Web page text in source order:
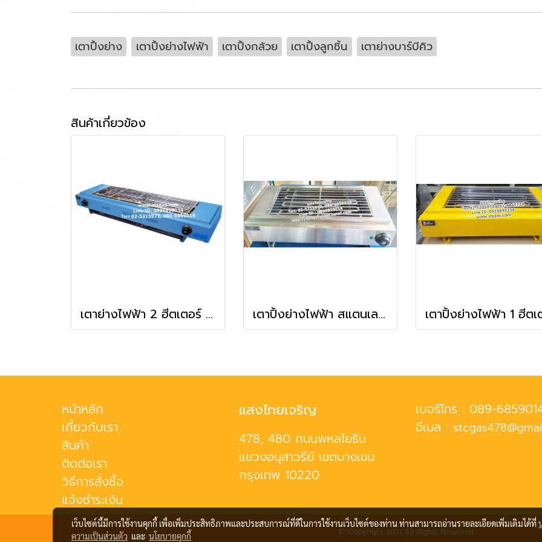
เตาปิ้งย่าง เตาปิ้งย่างไฟฟ้า เตาปิ้งกล้วย เตาปิ้งลูกชิ้น เตาย่างบาร์บีคิว
สินค้าเกี่ยวข้อง
เตาย่างไฟฟ้า 2 ฮีตเตอร์ ยี่ห้อฟราย คิงส์ รุ่น JD-110 เตาปิ้งย่างไฟฟ้า สแตนเลส ยี่ห้อนาโนเทค รุ่น JHD-9
หน้าหลัก
เกี่ยวกับเรา
สินค้า
ติดต่อเรา
วิธีการสั่งซื้อ
แจ้งชำระเงิน
แสงไทยเจริญ
478, 480 ถนนพหลโยธิน
แขวงอนุสาวรีย์ เขตบางเขน
กรุงเทพ 10220
เบอร์โทร : 089-
อีเมล :
© Copyright 2021 All Rights Reserved.
เว็บไซต์นี้มีการใช้งานคุกกี้ เพื่อเพิ่มประสิทธิภาพและประสบการณ์ที่ดีในการใช้งานเว็บไซต์ของท่าน ท่านสามารถอ่านรายละเอียดเพิ่มเติมได้ที่
ความเป็นส่วนตัว และ นโยบายคุกกี้